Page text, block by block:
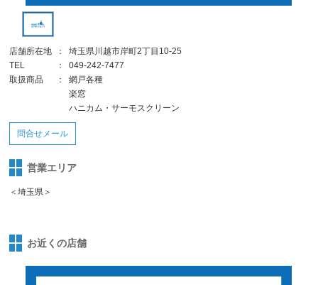
店舗所在地 ：
埼玉県川越市岸町2丁目10-25
TEL
：
049-242-7477
取扱商品
：
網戸各種
楽窓
ハニカム・サーモスクリーン
問合せメール
営業エリア
＜埼玉県＞
お近くの店舗